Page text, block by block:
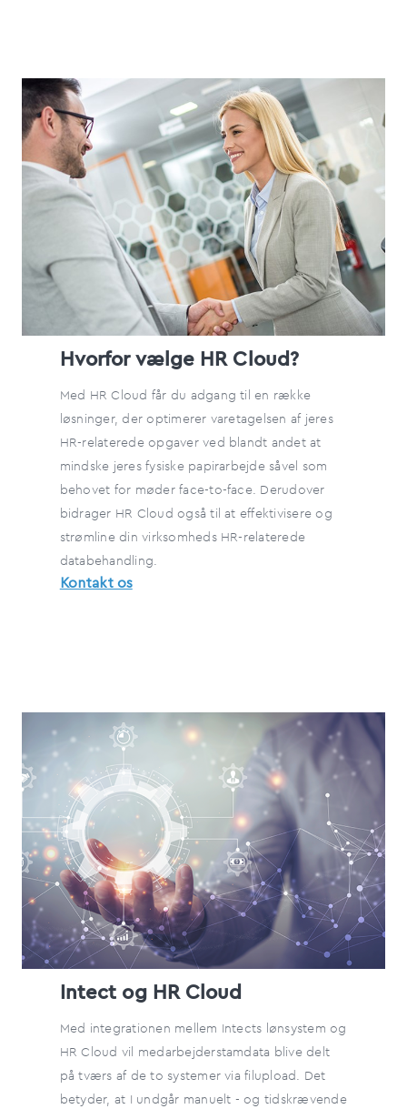
Hvorfor vælge HR Cloud?
Med HR Cloud får du adgang til en række
løsninger, der optimerer varetagelsen af jeres
HR-relaterede opgaver ved blandt andet at
mindske jeres fysiske papirarbejde såvel som
behovet for møder face-to-face. Derudover
bidrager HR Cloud også til at effektivisere og
strømline din virksomheds HR-relaterede
databehandling.
Kontakt os
Intect og HR Cloud
Med integrationen mellem Intects lønsystem og
HR Cloud vil medarbejderstamdata blive delt
på tværs af de to systemer via filupload. Det
betyder, at I undgår manuelt - og tidskrævende